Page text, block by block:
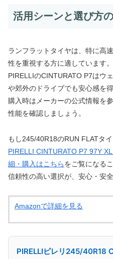
活用シーンと選び方
ランフラットタイヤは、特に高
性を重視する方に適しています。
PIRELLIのCINTURATO P7はウ
や郊外のドライブでも安心感を得
購入時はメーカーの公式情報を
性能を確認しましょう。
もし245/40R18のRUN FLATタ
PIRELLI CINTURATO P7 97Y
細・購入はこちらをご覧になる
信頼性の高い選択が、安心・安
Amazonで詳細を見る
PIRELLIピレリ245/40R18